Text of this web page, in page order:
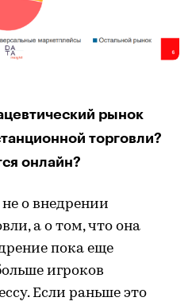
рынок
торговли?
онлайн?
о внедрении
а о том, что она
пока еще
игроков
Если раньше это